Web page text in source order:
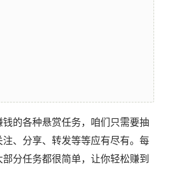
的各种悬赏任务，咱们只需要抽
、分享、转发等等应有尽有。每
分任务都很简单，让你轻松赚到